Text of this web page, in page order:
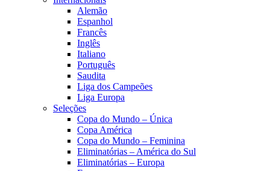
Alemão
Espanhol
Francês
Inglês
Italiano
Português
Saudita
Liga dos Campeões
Liga Europa
Seleções
Copa do Mundo – Única
Copa América
Copa do Mundo – Feminina
Eliminatórias – América do Sul
Eliminatórias – Europa